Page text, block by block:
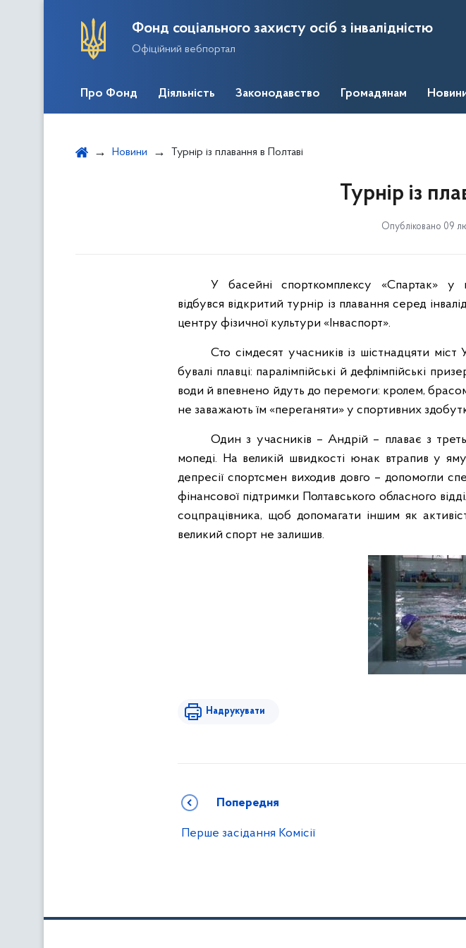
Фонд соціального захисту осіб з інвалідністю
Офіційний вебпортал
Про Фонд Діяльність Законодавство Громадянам
Новини Турнір із плавання в Полтаві
Турнір із
Опубліковано 09
У басейні спорткомплексу «Спартак» у
відбувся відкритий турнір із плавання серед
центру фізичної культури «Інваспорт».
Сто сімдесят учасників із шістнадцяти
бувалі плавці: паралімпійські й дефлімпійські
води й впевнено йдуть до перемоги: кролем,
не заважають їм «переганяти» у спортивних
Один з учасників – Андрій – плаває з
мопеді. На великій швидкості юнак втрапив у
депресії спортсмен виходив довго – допомогли
фінансової підтримки Полтавського обласного
соцпрацівника, щоб допомагати іншим як
великий спорт не залишив.
Надрукувати
Попередня
Перше засідання Комісії